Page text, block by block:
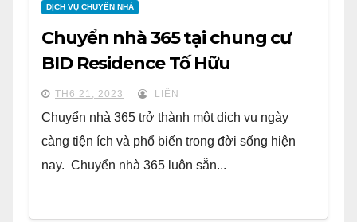
DỊCH VỤ CHUYỂN NHÀ
Chuyển nhà 365 tại chung cư
BID Residence Tố Hữu
TH6 21, 2023 LIÊN
Chuyển nhà 365 trở thành một dịch vụ ngày
càng tiện ích và phổ biến trong đời sống hiện
nay. Chuyển nhà 365 luôn sẵn...